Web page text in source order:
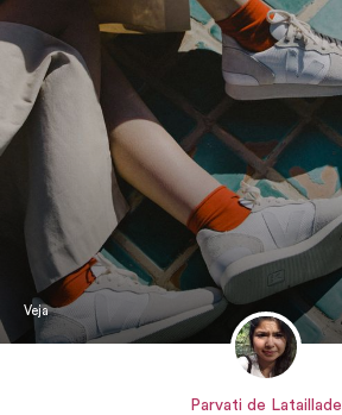
Veja
Parvati de Lataillade